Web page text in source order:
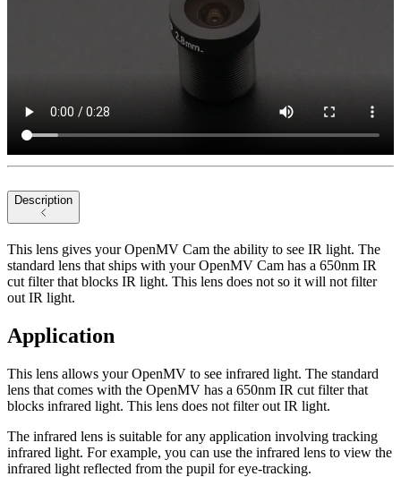
Description
This lens gives your OpenMV Cam the ability to see IR light. The
standard lens that ships with your OpenMV Cam has a 650nm IR
cut filter that blocks IR light. This lens does not so it will not filter
out IR light.
Application
This lens allows your OpenMV to see infrared light. The standard
lens that comes with the OpenMV has a 650nm IR cut filter that
blocks infrared light. This lens does not filter out IR light.
The infrared lens is suitable for any application involving tracking
infrared light. For example, you can use the infrared lens to view the
infrared light reflected from the pupil for eye-tracking.